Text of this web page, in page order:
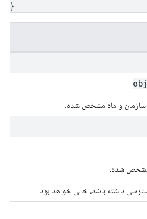
}
سازمان و ماه مشخص شده.
مشخص شده.
داشته باشد، خالی خواهد بود.